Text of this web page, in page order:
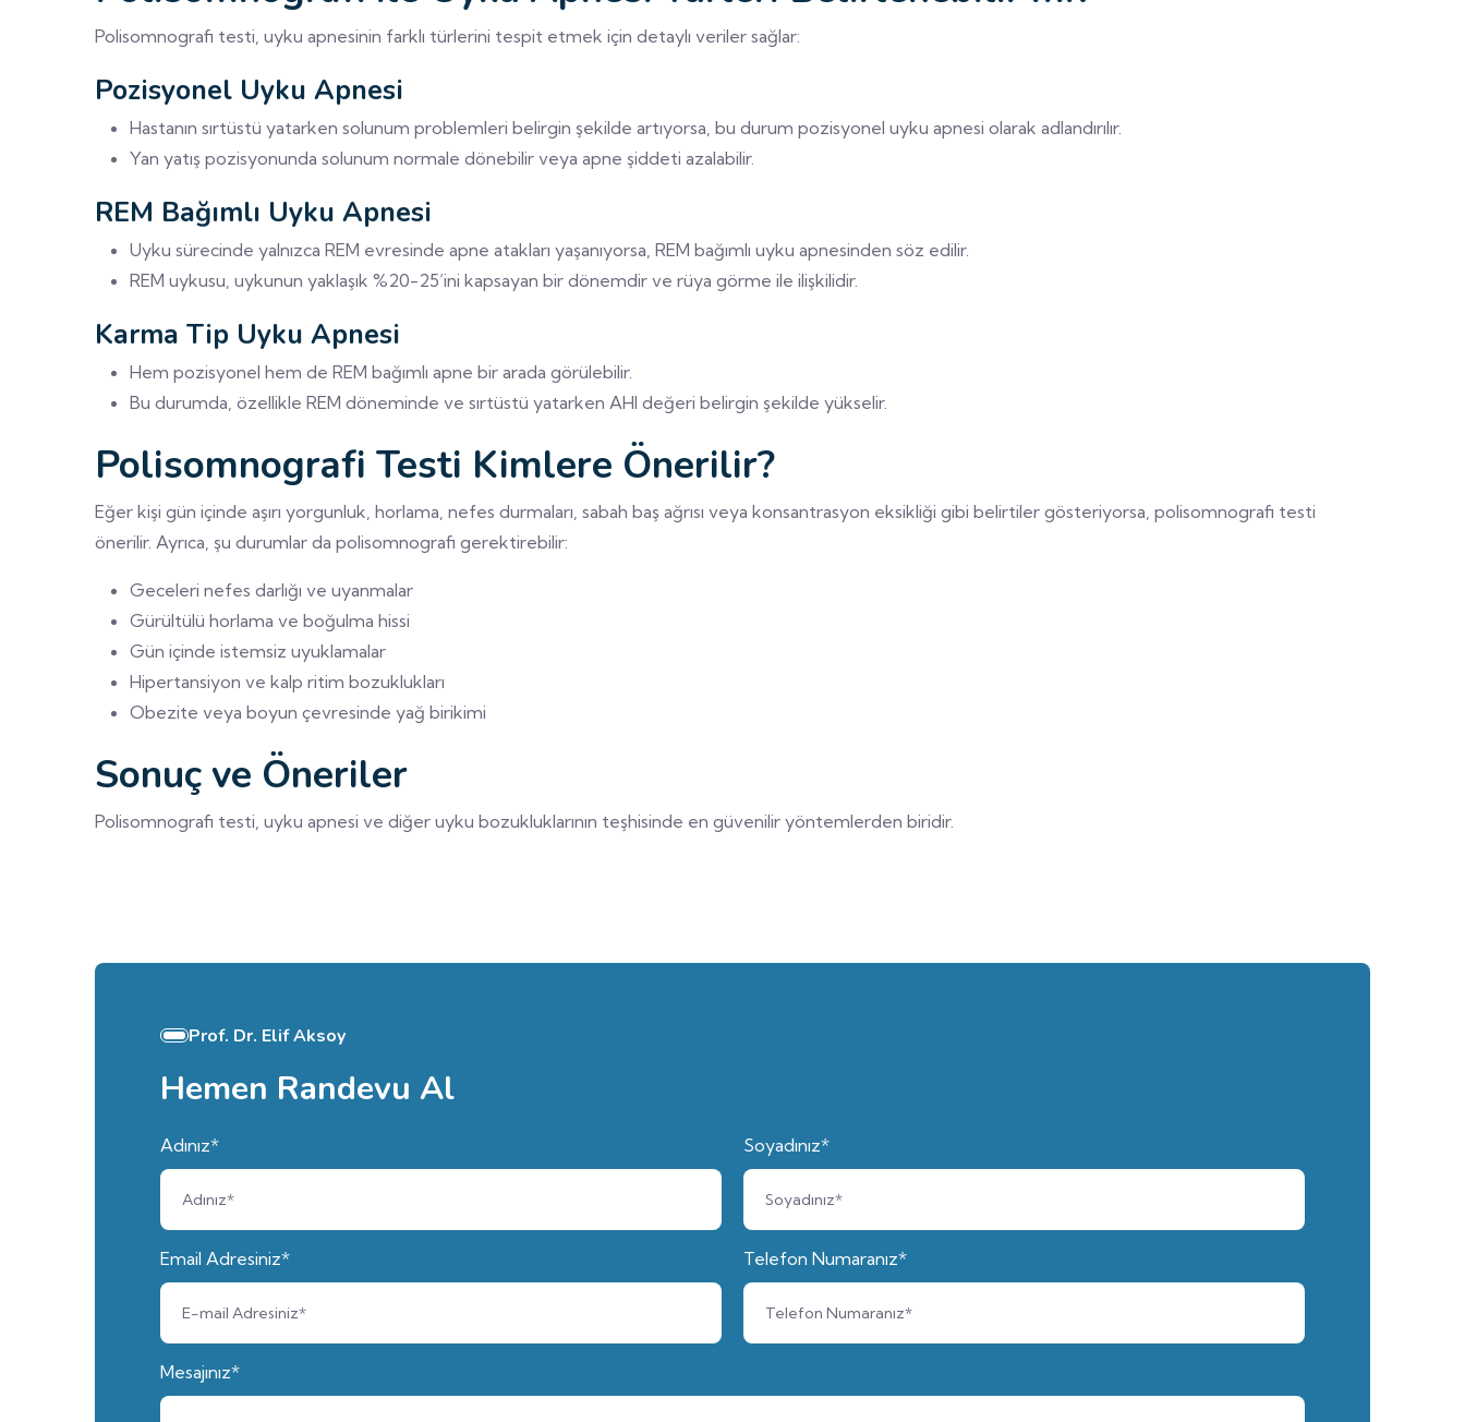
Polisomnografi testi, uyku apnesinin farklı türlerini tespit etmek için detaylı veriler sağlar:
Pozisyonel Uyku Apnesi
Hastanın sırtüstü yatarken solunum problemleri belirgin şekilde artıyorsa, bu durum pozisyonel uyku apnesi olarak adlandırılır.
Yan yatış pozisyonunda solunum normale dönebilir veya apne şiddeti azalabilir.
REM Bağımlı Uyku Apnesi
Uyku sürecinde yalnızca REM evresinde apne atakları yaşanıyorsa, REM bağımlı uyku apnesinden söz edilir.
REM uykusu, uykunun yaklaşık %20-25’ini kapsayan bir dönemdir ve rüya görme ile ilişkilidir.
Karma Tip Uyku Apnesi
Hem pozisyonel hem de REM bağımlı apne bir arada görülebilir.
Bu durumda, özellikle REM döneminde ve sırtüstü yatarken AHI değeri belirgin şekilde yükselir.
Polisomnografi Testi Kimlere Önerilir?
Eğer kişi gün içinde aşırı yorgunluk, horlama, nefes durmaları, sabah baş ağrısı veya konsantrasyon eksikliği gibi belirtiler gösteriyorsa, polisomnografi testi
önerilir. Ayrıca, şu durumlar da polisomnografi gerektirebilir:
Geceleri nefes darlığı ve uyanmalar
Gürültülü horlama ve boğulma hissi
Gün içinde istemsiz uyuklamalar
Hipertansiyon ve kalp ritim bozuklukları
Obezite veya boyun çevresinde yağ birikimi
Sonuç ve Öneriler
Polisomnografi testi, uyku apnesi ve diğer uyku bozukluklarının teşhisinde en güvenilir yöntemlerden biridir.
Prof. Dr. Elif Aksoy
Hemen Randevu Al
Adınız* Soyadınız*
Email Adresiniz* Telefon Numaranız*
Mesajınız*